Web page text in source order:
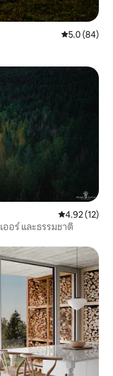
คะแนนเฉลี่ย
5.0 (84)
คะแนนเฉลี่ย
4.92 (12)
อร์ และธรรมชาติ